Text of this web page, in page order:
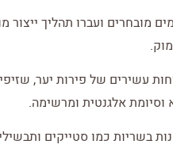
מובחרים ועברו תהליך ייצור
עשירים של פירות יער,
וסיומת אלגנטית ומרשימה.
בשריות כמו סטייקים